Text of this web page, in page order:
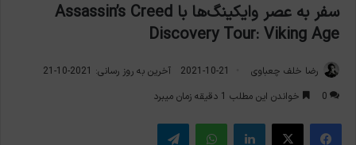
سفر به عصر وایکینگ‌ها با Assassin’s Creed
Discovery Tour: Viking Age
رضا خلف چعباوی 2021-10-21
آخرین به روز رسانی: 2021-10-21
0
خواندن این مطلب 1 دقیقه زمان میبرد
فیس بوک X لینکدین واتس آپ تلگرام